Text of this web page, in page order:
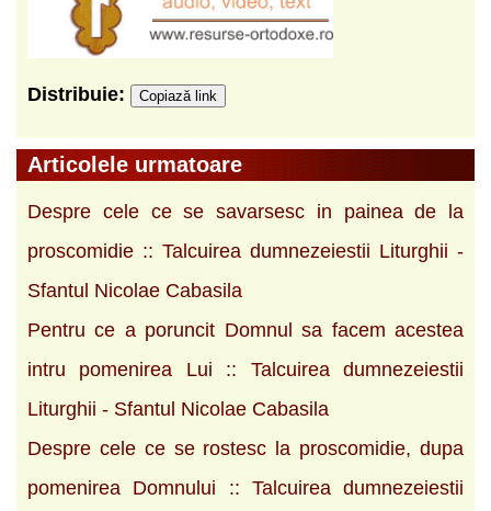
Distribuie: Copiază link
Articolele urmatoare
Despre cele ce se savarsesc in painea de la
proscomidie :: Talcuirea dumnezeiestii Liturghii -
Sfantul Nicolae Cabasila
Pentru ce a poruncit Domnul sa facem acestea
intru pomenirea Lui :: Talcuirea dumnezeiestii
Liturghii - Sfantul Nicolae Cabasila
Despre cele ce se rostesc la proscomidie, dupa
pomenirea Domnului :: Talcuirea dumnezeiestii